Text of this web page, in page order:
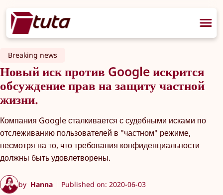
Breaking news
Новый иск против Google искрится
обсуждение прав на защиту частной
жизни.
Компания Google сталкивается с судебными исками по
отслеживанию пользователей в "частном" режиме,
несмотря на то, что требования конфиденциальности
должны быть удовлетворены.
by Hanna Published on: 2020-06-03